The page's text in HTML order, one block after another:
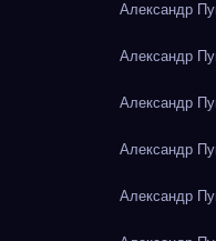
Александр
Александр
Александр
Александр
Александр